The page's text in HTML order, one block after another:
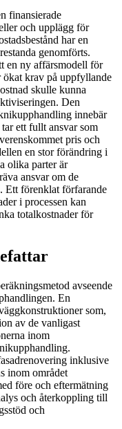
finansierade
och upplägg för
har en
genomförts.
en ny affärsmodell för
ökat krav på uppfyllande
skulle kunna
Den
innebär
ett fullt ansvar som
pris och
en stor förändring i
olika parter är
ansvar om de
Ett förenklat förfarande
i processen kan
totalkostnader för
avseende
En
som,
av de vanligast
inom
inklusive
inom området
före och eftermätning
och återkoppling till
och